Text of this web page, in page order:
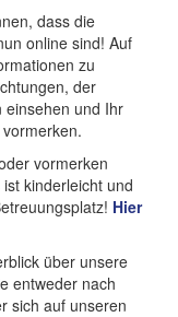
dass die
online sind! Auf
zu
der
einsehen und Ihr
vormerken
kinderleicht und
Hier
über unsere
entweder nach
sich auf unseren